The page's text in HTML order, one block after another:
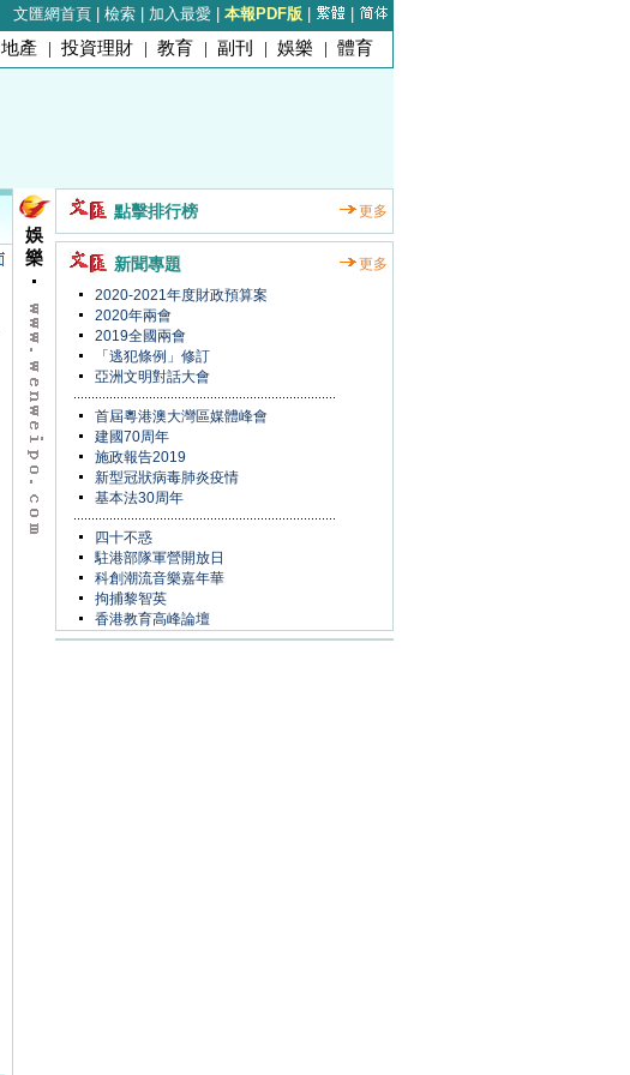
文匯網首頁 檢索 加入最愛 本報PDF版
地產 | 投資理財 | 教育 | 副刊 | 娛樂 | 體育
娛
樂
點擊排行榜 更多
新聞專題
更多
2020-2021年度財政預算案
2020年兩會
2019全國兩會
「逃犯條例」修訂
亞洲文明對話大會
首屆粵港澳大灣區媒體峰會
建國70周年
施政報告2019
新型冠狀病毒肺炎疫情
基本法30周年
四十不惑
駐港部隊軍營開放日
科創潮流音樂嘉年華
拘捕黎智英
香港教育高峰論壇